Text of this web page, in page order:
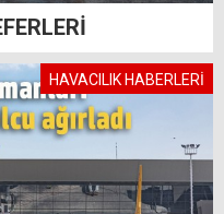
HAVACILIK HABERLERİ